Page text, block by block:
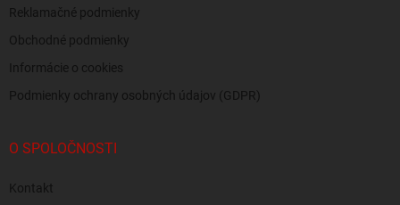
Reklamačné podmienky
Obchodné podmienky
Informácie o cookies
Podmienky ochrany osobných údajov (GDPR)
O SPOLOČNOSTI
Kontakt